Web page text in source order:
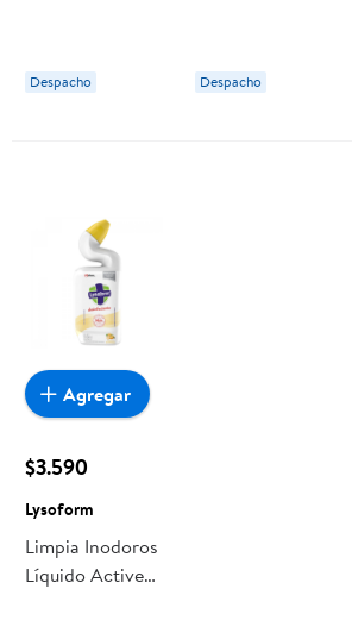
Despacho Despacho
$3.590
Lysoform
Limpia Inodoros
Líquido Active
Agregar